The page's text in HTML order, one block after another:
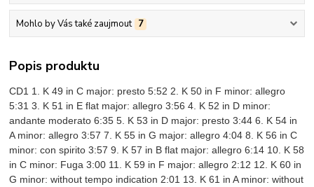
Mohlo by Vás také zaujmout 7
Popis produktu
CD1 1. K 49 in C major: presto 5:52 2. K 50 in F minor: allegro
5:31 3. K 51 in E flat major: allegro 3:56 4. K 52 in D minor:
andante moderato 6:35 5. K 53 in D major: presto 3:44 6. K 54 in
A minor: allegro 3:57 7. K 55 in G major: allegro 4:04 8. K 56 in C
minor: con spirito 3:57 9. K 57 in B flat major: allegro 6:14 10. K 58
in C minor: Fuga 3:00 11. K 59 in F major: allegro 2:12 12. K 60 in
G minor: without tempo indication 2:01 13. K 61 in A minor: without